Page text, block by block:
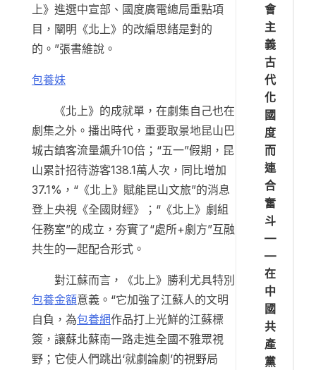
上》進選中宣部、國度廣電總局重點項
目，闡明《北上》的改編思緒是對的
的。”張書維說。
包養妹
《北上》的成就單，在劇集自己也在
劇集之外。播出時代，重要取景地昆山巴
城古鎮客流量飆升10倍；“五一”假期，昆
山累計招待游客138.1萬人次，同比增加
37.1%，“《北上》賦能昆山文旅”的消息
登上央視《全國財經》；“《北上》劇組
任務室”的成立，夯實了“處所+劇方”互融
共生的一起配合形式。
對江蘇而言，《北上》勝利尤具特別
包養金額意義。“它加強了江蘇人的文明
自負，為包養網作品打上光鮮的江蘇標
簽，讓蘇北蘇南一路走進全國不雅眾視
野；它使人們跳出‘就劇論劇’的視野局
會
主
義
古
代
化
國
度
而
連
合
奮
斗
—
—
在
中
國
共
產
黨